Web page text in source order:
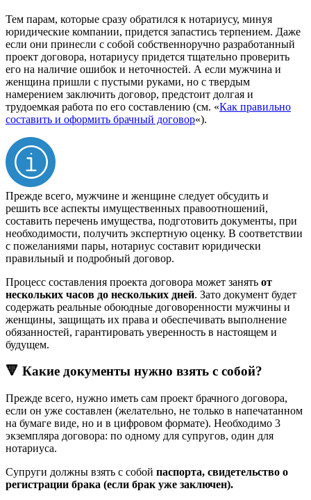
Тем парам, которые сразу обратился к нотариусу, минуя
юридические компании, придется запастись терпением. Даже
если они принесли с собой собственноручно разработанный
проект договора, нотариусу придется тщательно проверить
его на наличие ошибок и неточностей. А если мужчина и
женщина пришли с пустыми руками, но с твердым
намерением заключить договор, предстоит долгая и
трудоемкая работа по его составлению (см. «Как правильно
составить и оформить брачный договор«).
Прежде всего, мужчине и женщине следует обсудить и
решить все аспекты имущественных правоотношений,
составить перечень имущества, подготовить документы, при
необходимости, получить экспертную оценку. В соответствии
с пожеланиями пары, нотариус составит юридически
правильный и подробный договор.
Процесс составления проекта договора может занять от
нескольких часов до нескольких дней. Зато документ будет
содержать реальные обоюдные договоренности мужчины и
женщины, защищать их права и обеспечивать выполнение
обязанностей, гарантировать уверенность в настоящем и
будущем.
🔻 Какие документы нужно взять с собой?
Прежде всего, нужно иметь сам проект брачного договора,
если он уже составлен (желательно, не только в напечатанном
на бумаге виде, но и в цифровом формате). Необходимо 3
экземпляра договора: по одному для супругов, один для
нотариуса.
Супруги должны взять с собой паспорта, свидетельство о
регистрации брака (если брак уже заключен).